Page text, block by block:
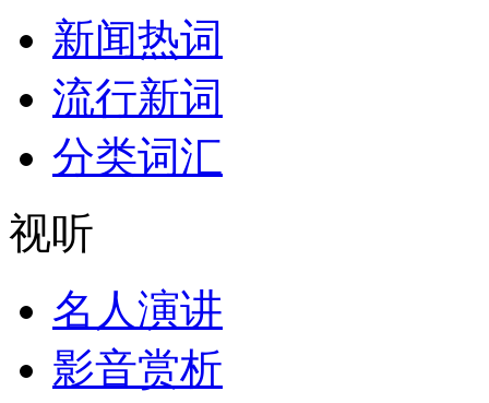
新闻热词
流行新词
分类词汇
视听
名人演讲
影音赏析